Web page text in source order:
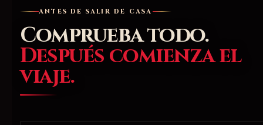
ANTES DE SALIR DE CASA
Comprueba todo.
Después comienza el
viaje.